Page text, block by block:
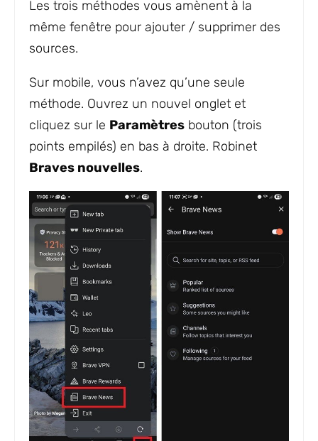
Les trois méthodes vous amènent à la
même fenêtre pour ajouter / supprimer des
sources.
Sur mobile, vous n’avez qu’une seule
méthode. Ouvrez un nouvel onglet et
cliquez sur le Paramètres bouton (trois
points empilés) en bas à droite. Robinet
Braves nouvelles.